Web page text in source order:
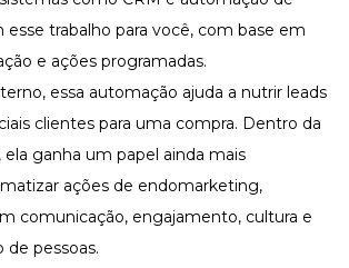
trabalho para você, com base em
e ações programadas.
essa automação ajuda a nutrir leads
clientes para uma compra. Dentro da
ganha um papel ainda mais
ações de endomarketing,
comunicação, engajamento, cultura e
de pessoas.